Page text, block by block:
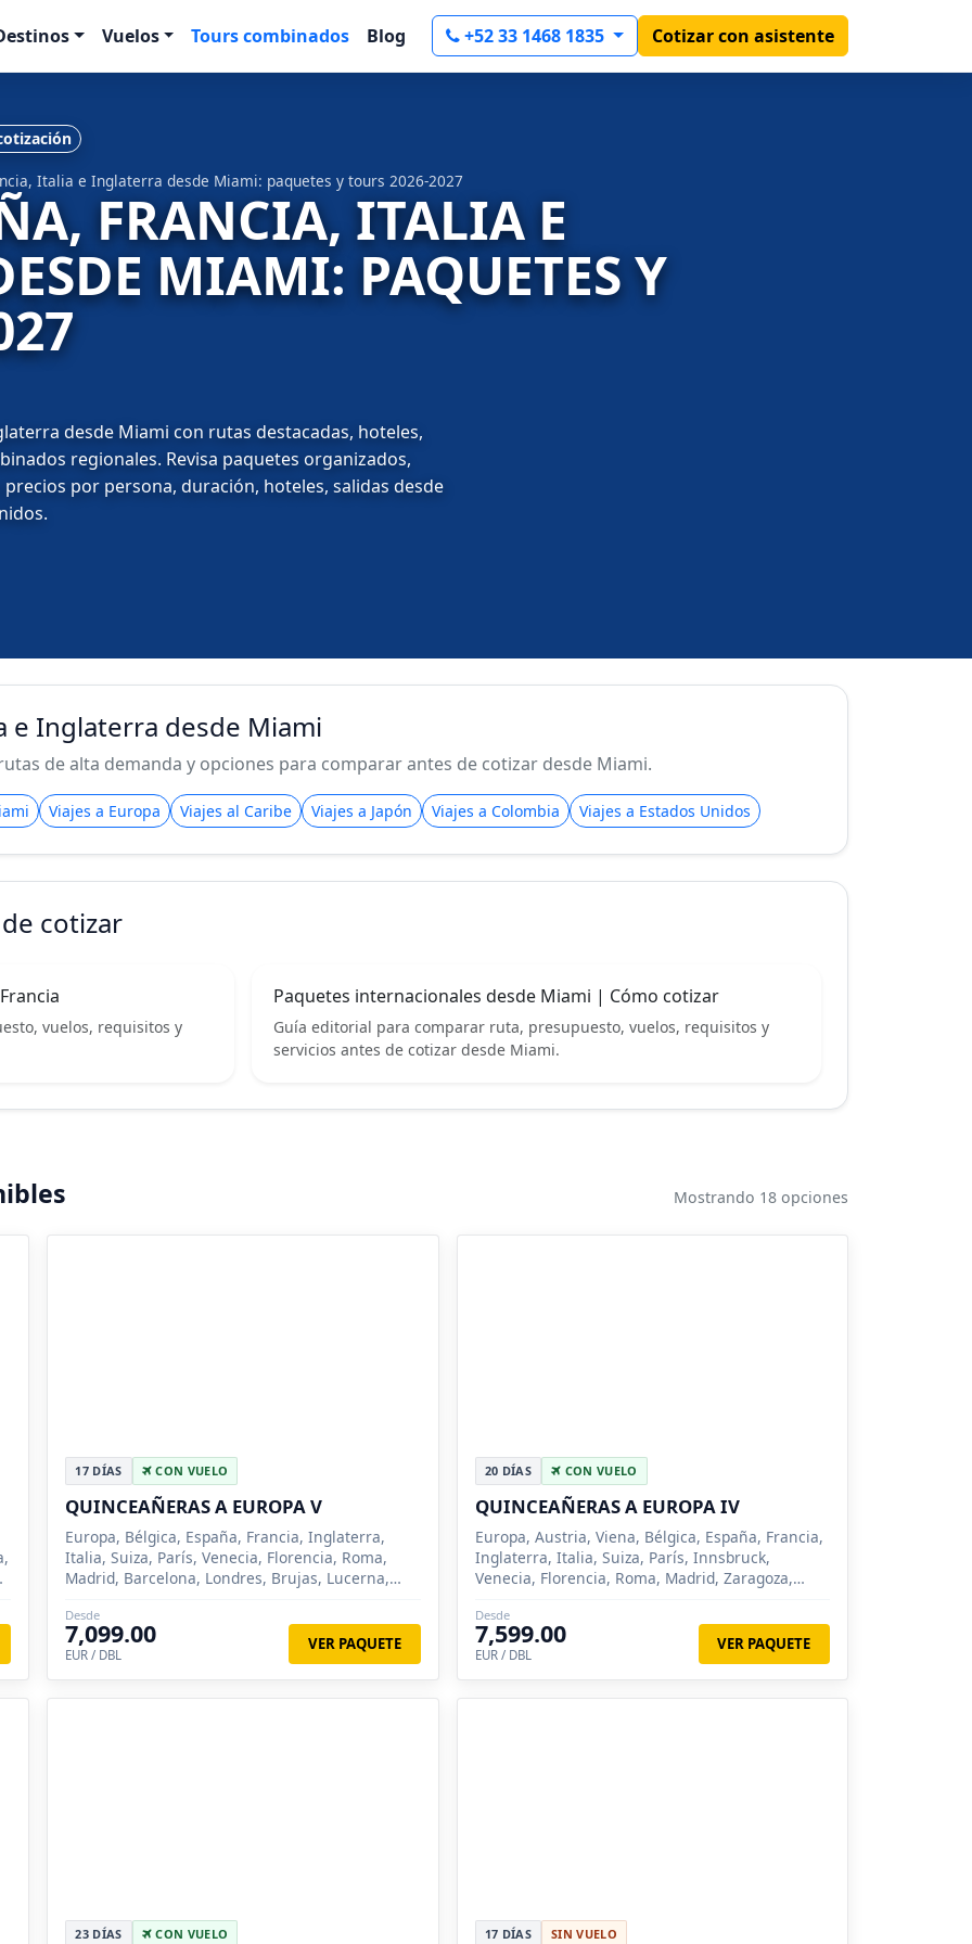
Vuelos Tours combinados Blog +52 33 1468 1835 Cotizar con asistente
Italia e Inglaterra desde Miami: paquetes y tours 2026-2027
FRANCIA, ITALIA E
MIAMI: PAQUETES Y
desde Miami con rutas destacadas, hoteles,
regionales. Revisa paquetes organizados,
por persona, duración, hoteles, salidas desde
e Inglaterra desde Miami
de alta demanda y opciones para comparar antes de cotizar desde Miami.
Viajes a Europa Viajes al Caribe Viajes a Japón Viajes a Colombia Viajes a Estados Unidos
cotizar
vuelos, requisitos y
Paquetes internacionales desde Miami | Cómo cotizar
Guía editorial para comparar ruta, presupuesto, vuelos, requisitos y
servicios antes de cotizar desde Miami.
Mostrando 18 opciones
17 DÍAS CON VUELO
QUINCEAÑERAS A EUROPA V
Europa, Bélgica, España, Francia, Inglaterra,
Italia, Suiza, París, Venecia, Florencia, Roma,
Madrid, Barcelona, Londres, Brujas, Lucerna,
Desde
7,099.00
EUR / DBL
VER PAQUETE
20 DÍAS CON VUELO
QUINCEAÑERAS A EUROPA IV
Europa, Austria, Viena, Bélgica, España, Francia,
Inglaterra, Italia, Suiza, París, Innsbruck,
Venecia, Florencia, Roma, Madrid, Zaragoza,
Desde
7,599.00
EUR / DBL
VER PAQUETE
23 DÍAS CON VUELO 17 DÍAS SIN VUELO